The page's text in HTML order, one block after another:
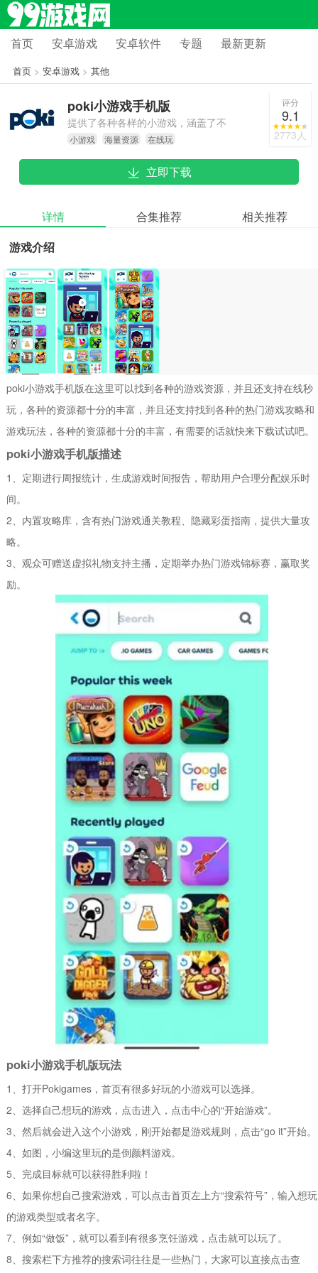
首页 安卓游戏 安卓软件 专题 最新更新
首页> 安卓游戏> 其他
poki小游戏手机版
提供了各种各样的小游戏，涵盖了不
同类型和风格。
小游戏 海量资源 在线玩
评分
9.1
2773人
立即下载
详情 合集推荐
相关推荐
游戏介绍
poki小游戏手机版在这里可以找到各种的游戏资源，并且还支持在线秒
玩，各种的资源都十分的丰富，并且还支持找到各种的热门游戏攻略和
游戏玩法，各种的资源都十分的丰富，有需要的话就快来下载试试吧。
poki小游戏手机版描述
1、定期进行周报统计，生成游戏时间报告，帮助用户合理分配娱乐时
间。
2、内置攻略库，含有热门游戏通关教程、隐藏彩蛋指南，提供大量攻
略。
3、观众可赠送虚拟礼物支持主播，定期举办热门游戏锦标赛，赢取奖
励。
poki小游戏手机版玩法
1、打开Pokigames，首页有很多好玩的小游戏可以选择。
2、选择自己想玩的游戏，点击进入，点击中心的“开始游戏”。
3、然后就会进入这个小游戏，刚开始都是游戏规则，点击“go it”开始。
4、如图，小编这里玩的是倒颜料游戏。
5、完成目标就可以获得胜利啦！
6、如果你想自己搜索游戏，可以点击首页左上方“搜索符号”，输入想玩
的游戏类型或者名字。
7、例如“做饭”，就可以看到有很多烹饪游戏，点击就可以玩了。
8、搜索栏下方推荐的搜索词往往是一些热门，大家可以直接点击查